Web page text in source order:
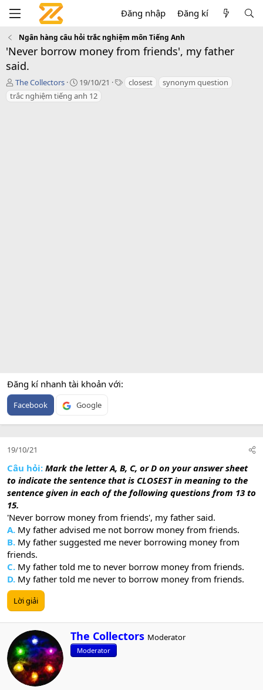
Đăng nhập Đăng kí
Ngân hàng câu hỏi trắc nghiệm môn Tiếng Anh
'Never borrow money from friends', my father
said.
T
á
c
The Collectors
C
r
e
19/10/21
T closest
synonym question
trắc nghiệm tiếng anh 12
Đăng kí nhanh tài khoản với
Facebook Google
19/10/21
Câu hỏi: Mark the letter A, B, C, or D on your answer sheet
to indicate the sentence that is CLOSEST in meaning to the
sentence given in each of the following questions from 13 to
15.
'Never borrow money from friends', my father said.
A. My father advised me not borrow money from friends.
B. My father suggested me never borrowing money from
friends.
C. My father told me to never borrow money from friends.
D. My father told me never to borrow money from friends.
Lời giải
W
r
i
The Collectors Moderator
Moderator